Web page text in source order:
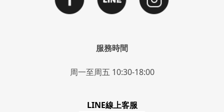
服務時間
周一至周五 10:30-18:00
LINE線上客服